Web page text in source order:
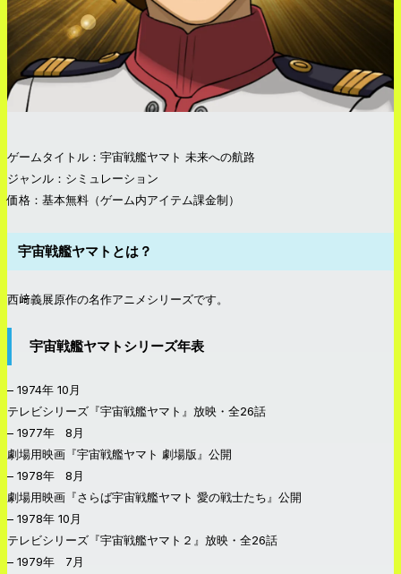
ゲームタイトル：宇宙戦艦ヤマト 未来への航路
ジャンル：シミュレーション
価格：基本無料（ゲーム内アイテム課金制）
宇宙戦艦ヤマトとは？
西﨑義展原作の名作アニメシリーズです。
宇宙戦艦ヤマトシリーズ年表
– 1974年 10月
テレビシリーズ『宇宙戦艦ヤマト』放映・全26話
– 1977年 8月
劇場用映画『宇宙戦艦ヤマト 劇場版』公開
– 1978年 8月
劇場用映画『さらば宇宙戦艦ヤマト 愛の戦士たち』公開
– 1978年 10月
テレビシリーズ『宇宙戦艦ヤマト２』放映・全26話
– 1979年 7月